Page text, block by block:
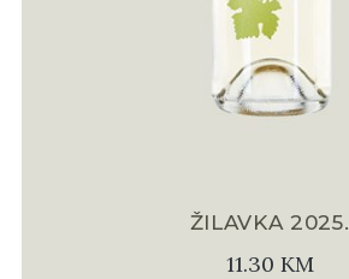
ŽILAVKA 2025.
11.30 KM